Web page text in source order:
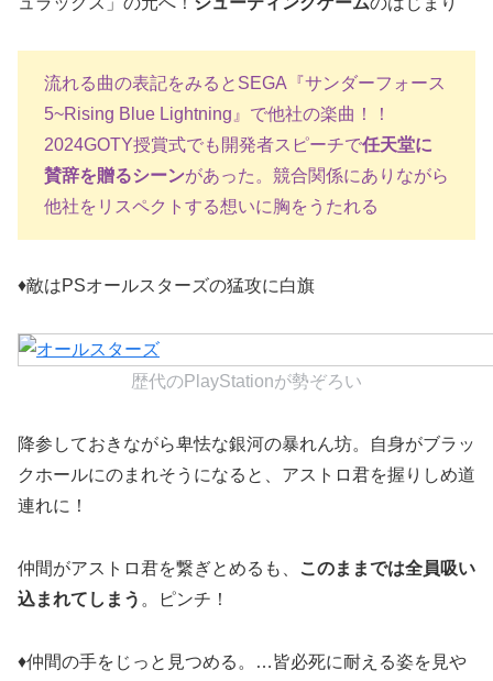
流れる曲の表記をみるとSEGA『サンダーフォース
5~Rising Blue Lightning』で他社の楽曲！！
2024GOTY授賞式でも開発者スピーチで任天堂に
賛辞を贈るシーンがあった。競合関係にありながら
他社をリスペクトする想いに胸をうたれる
♦敵はPSオールスターズの猛攻に白旗
歴代のPlayStationが勢ぞろい
降参しておきながら卑怯な銀河の暴れん坊。自身がブラッ
クホールにのまれそうになると、アストロ君を握りしめ道
連れに！
仲間がアストロ君を繋ぎとめるも、
このままでは全員吸い
込まれてしまう 。ピンチ！
♦仲間の手をじっと見つめる。…皆必死に耐える姿を見や